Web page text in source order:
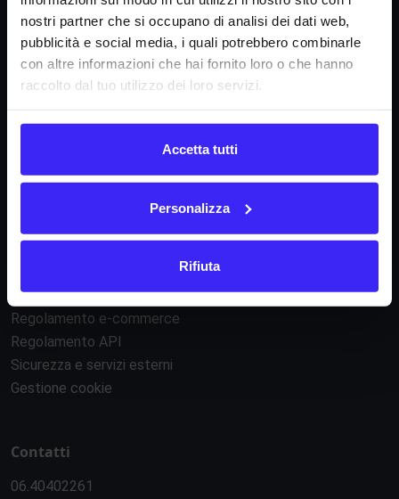
nostri partner che si occupano di analisi dei dati web,
pubblicità e social media, i quali potrebbero combinarle
con altre informazioni che hai fornito loro o che hanno
raccolto dal tuo utilizzo dei loro servizi.
Accetta tutti
Personalizza
Rifiuta
La nostra missione
Dicono di noi
FAQ
Fattura24 srl
Via B. Croce 19, Roma (Italia)
P.IVA IT11359591002
Informazioni
Informativa privacy
Regolamento e-commerce
Regolamento API
Sicurezza e servizi esterni
Gestione cookie
Contatti
06.40402261